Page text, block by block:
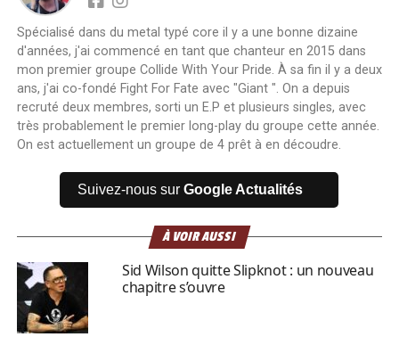
Spécialisé dans du metal typé core il y a une bonne dizaine
d'années, j'ai commencé en tant que chanteur en 2015 dans
mon premier groupe Collide With Your Pride. À sa fin il y a deux
ans, j'ai co-fondé Fight For Fate avec "Giant ". On a depuis
recruté deux membres, sorti un E.P et plusieurs singles, avec
très probablement le premier long-play du groupe cette année.
On est actuellement un groupe de 4 prêt à en découdre.
Suivez-nous surGoogle Actualités
À VOIR AUSSI
Sid Wilson quitte Slipknot : un nouveau
chapitre s’ouvre